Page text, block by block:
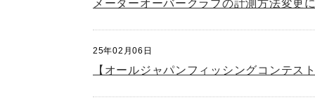
メーターオーバークラブの計測方法変更
25年02月06日
【オールジャパンフィッシングコンテス